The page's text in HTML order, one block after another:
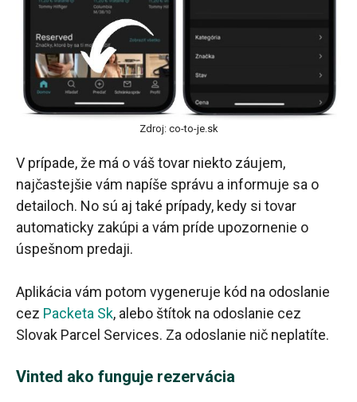
Zdroj: co-to-je.sk
V prípade, že má o váš tovar niekto záujem,
najčastejšie vám napíše správu a informuje sa o
detailoch. No sú aj také prípady, kedy si tovar
automaticky zakúpi a vám príde upozornenie o
úspešnom predaji.
Aplikácia vám potom vygeneruje kód na odoslanie
cez Packeta Sk, alebo štítok na odoslanie cez
Slovak Parcel Services. Za odoslanie nič neplatíte.
Vinted ako funguje rezervácia